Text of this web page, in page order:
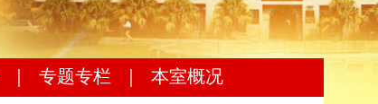
专题专栏 本室概况